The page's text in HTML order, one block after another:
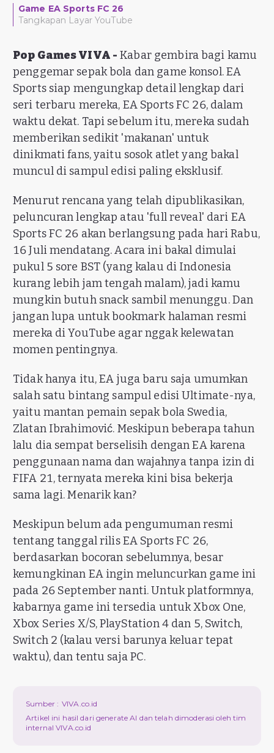
Game EA Sports FC 26
Tangkapan Layar YouTube
Pop Games VIVA - Kabar gembira bagi kamu
penggemar sepak bola dan game konsol. EA
Sports siap mengungkap detail lengkap dari
seri terbaru mereka, EA Sports FC 26, dalam
waktu dekat. Tapi sebelum itu, mereka sudah
memberikan sedikit 'makanan' untuk
dinikmati fans, yaitu sosok atlet yang bakal
muncul di sampul edisi paling eksklusif.
Menurut rencana yang telah dipublikasikan,
peluncuran lengkap atau 'full reveal' dari EA
Sports FC 26 akan berlangsung pada hari Rabu,
16 Juli mendatang. Acara ini bakal dimulai
pukul 5 sore BST (yang kalau di Indonesia
kurang lebih jam tengah malam), jadi kamu
mungkin butuh snack sambil menunggu. Dan
jangan lupa untuk bookmark halaman resmi
mereka di YouTube agar nggak kelewatan
momen pentingnya.
Tidak hanya itu, EA juga baru saja umumkan
salah satu bintang sampul edisi Ultimate-nya,
yaitu mantan pemain sepak bola Swedia,
Zlatan Ibrahimović. Meskipun beberapa tahun
lalu dia sempat berselisih dengan EA karena
penggunaan nama dan wajahnya tanpa izin di
FIFA 21, ternyata mereka kini bisa bekerja
sama lagi. Menarik kan?
Meskipun belum ada pengumuman resmi
tentang tanggal rilis EA Sports FC 26,
berdasarkan bocoran sebelumnya, besar
kemungkinan EA ingin meluncurkan game ini
pada 26 September nanti. Untuk platformnya,
kabarnya game ini tersedia untuk Xbox One,
Xbox Series X/S, PlayStation 4 dan 5, Switch,
Switch 2 (kalau versi barunya keluar tepat
waktu), dan tentu saja PC.
Sumber : VIVA.co.id
Artikel ini hasil dari generate AI dan telah dimoderasi oleh tim
internal VIVA.co.id